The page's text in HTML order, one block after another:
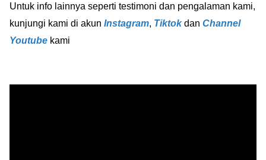
Untuk info lainnya seperti testimoni dan pengalaman kami,
kunjungi kami di akun Instagram, Tiktokdan Channel
Youtube kami